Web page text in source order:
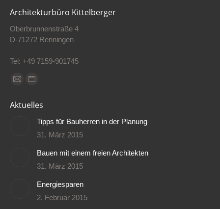
Architekturbüro Kittelberger
Oberbrunnenstraße 4
D-71272 Renningen
Tel: +49 7159-901745
Finden Sie uns auf:
E-
page
Website
opens
new
window
Aktuelles
Tipps für Bauherren in der Planung
31. März 2015
Bauen mit einem freien Architekten
31. März 2015
Energiesparen
2. Februar 2015